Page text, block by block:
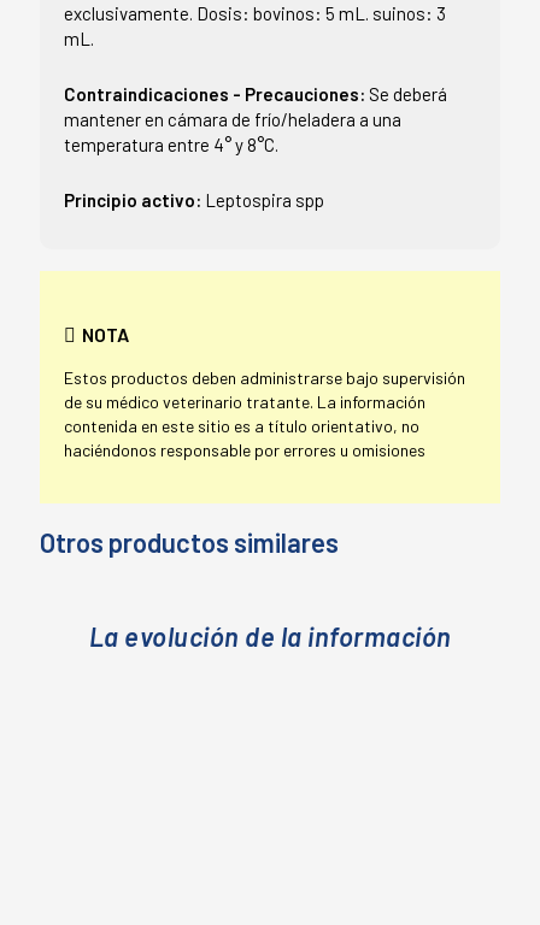
exclusivamente. Dosis: bovinos: 5 mL. suinos: 3
mL.
Contraindicaciones - Precauciones: Se deberá
mantener en cámara de frío/heladera a una
temperatura entre 4° y 8°C.
Principio activo: Leptospira spp
NOTA
Estos productos deben administrarse bajo supervisión
de su médico veterinario tratante. La información
contenida en este sitio es a título orientativo, no
haciéndonos responsable por errores u omisiones
Otros productos similares
La evolución de la información